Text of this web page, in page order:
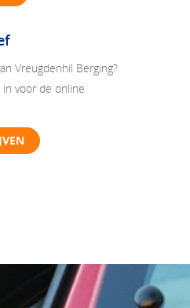
Vreugdenhil Berging?
voor de online